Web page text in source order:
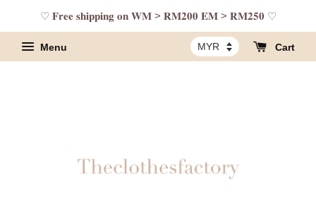
♡ 𝐅𝐫𝐞𝐞 𝐬𝐡𝐢𝐩𝐩𝐢𝐧𝐠 𝐨𝐧 𝐖𝐌 > 𝐑𝐌𝟐𝟎𝟎 𝐄𝐌 > 𝐑𝐌𝟐𝟓𝟎 ♡
Menu Cart